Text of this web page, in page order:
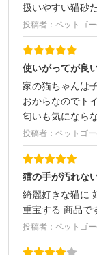
扱いやすい猫砂
投稿者：ペットゴ
使いがってが良
家の猫ちゃんは
おからなのでト
匂いも気になら
投稿者：ペットゴ
猫の手が汚れな
綺麗好きな猫に
重宝する 商品で
投稿者：ペットゴ